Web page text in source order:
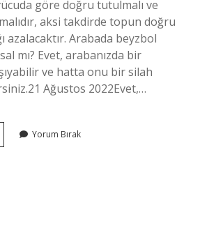
göre doğru tutulmalı ve
aksi takdirde topun doğru
azalacaktır. Arabada beyzbol
mı? Evet, arabanızda bir
ve hatta onu bir silah
Ağustos 2022Evet,…
Yorum Bırak